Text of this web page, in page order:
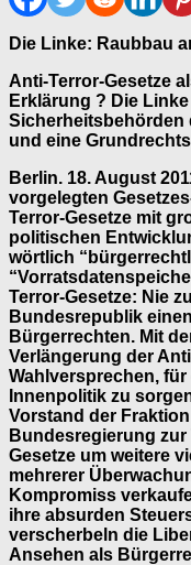
Die Linke: Raubbau
Anti-Terror-Gesetze
Erklärung ? Die
Sicherheitsbehörden
und eine
Berlin. 18. August
vorgelegten
Terror-Gesetze mit
politischen
wörtlich
Terror-Gesetze: Nie
Bundesrepublik
Bürgerrechten. Mit
Verlängerung der
Wahlversprechen,
Innenpolitik zu
Vorstand der
Bundesregierung
Gesetze um weitere
mehrerer
Kompromiss
ihre absurden
verscherbeln die
Ansehen als